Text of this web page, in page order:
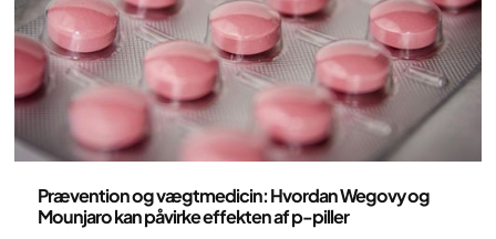
Prævention og vægtmedicin: Hvordan Wegovy og
Mounjaro kan påvirke effekten af p-piller